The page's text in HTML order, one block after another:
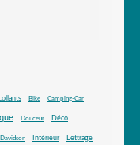
Bike Camping-Car
Douceur Déco
Intérieur Lettrage